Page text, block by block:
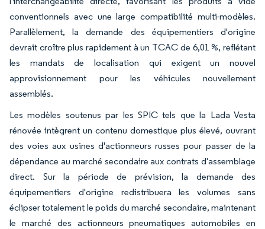
conventionnels avec une large compatibilité multi-modèles.
Parallèlement, la demande des équipementiers d'origine
devrait croître plus rapidement à un TCAC de 6,01 %, reflétant
les mandats de localisation qui exigent un nouvel
approvisionnement pour les véhicules nouvellement
assemblés.
Les modèles soutenus par les SPIC tels que la Lada Vesta
rénovée intègrent un contenu domestique plus élevé, ouvrant
des voies aux usines d'actionneurs russes pour passer de la
dépendance au marché secondaire aux contrats d'assemblage
direct. Sur la période de prévision, la demande des
équipementiers d'origine redistribuera les volumes sans
éclipser totalement le poids du marché secondaire, maintenant
le marché des actionneurs pneumatiques automobiles en